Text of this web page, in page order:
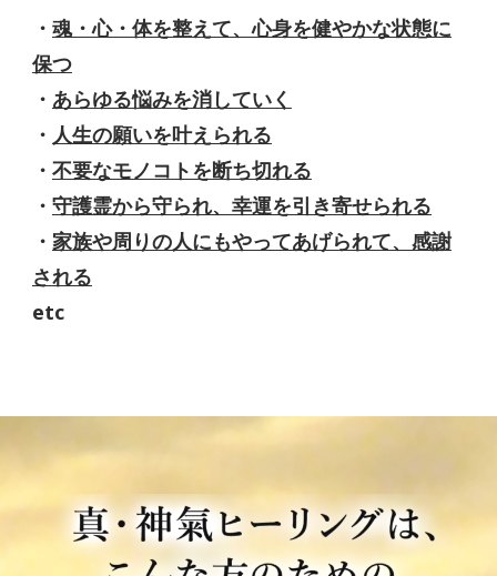
・ 魂・心・体を整えて、心身を健やかな状態に
保つ
・ あらゆる悩みを消していく
・ 人生の願いを叶えられる
・ 不要なモノコトを断ち切れる
・ 守護霊から守られ、幸運を引き寄せられる
・ 家族や周りの人にもやってあげられて、感謝
される
etc